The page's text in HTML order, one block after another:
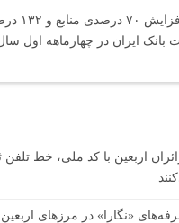
بانک ایران در چهارماهه اول سال
اربعین با کد ملی، خط تلفن
«نگارا» در مرزهای